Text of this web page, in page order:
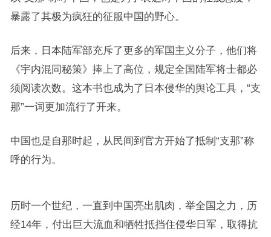
暴露了其极为疯狂的征服中国的野心。
后来，日本陆军部充斥了更多的军国主义分子，他们将
《宇内混同秘策》捧上了高位，规定全国陆军将士都必
须阅读次数。这本书也成为了日本侵华的舆论工具，“支
那”一词更加流行了开来。
中国也是自那时起，从民间到官方开始了抵制“支那”称
呼的行为。
历时一个世纪，一直到中国亮出肌肉，举全国之力，历
经14年，付出巨大流血和牺牲抵挡住侵华日军，取得抗